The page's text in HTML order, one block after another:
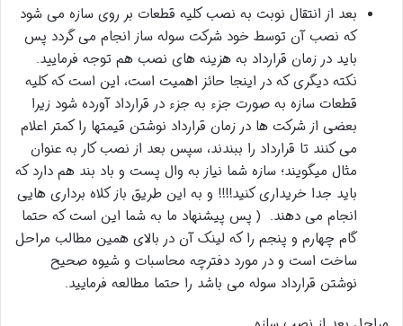
بعد از انتقال نوبت به نصب کلیه قطعات بر روی سازه می شود
که نصب آن توسط خود شرکت سوله ساز انجام می گردد پس
باید در زمان قرارداد به هزینه های نصب هم توجه فرمایید.
نکته دیگری که در اینجا حا‌ئز اهمیت است، این است که کلیه
قطعات سازه به صورت جزء به جزء در قرارداد آورده شود زیرا
بعضی از شرکت ها در زمان قرارداد نوشتن قیمتها را کمتر اعلام
می کنند تا قرارداد را ببندند، سپس بعد از نصب کار به عنوان
مثال میگویند؛ سازه شما نیاز به وال پست و باد بند هم دارد که
باید جدا خریداری کنید!!!! و به این طریق باز کلاه برداری هایی
انجام می دهند. ( پس پیشنهاد ما به شما این است که حتما
گام چهارم و پنجم را که لینک آن در بالای همین مطالب مراحل
ساخت است و در مورد دفترچه محاسبات و شیوه صحیح
نوشتن قرارداد سوله می باشد را حتما مطالعه فرمايید.